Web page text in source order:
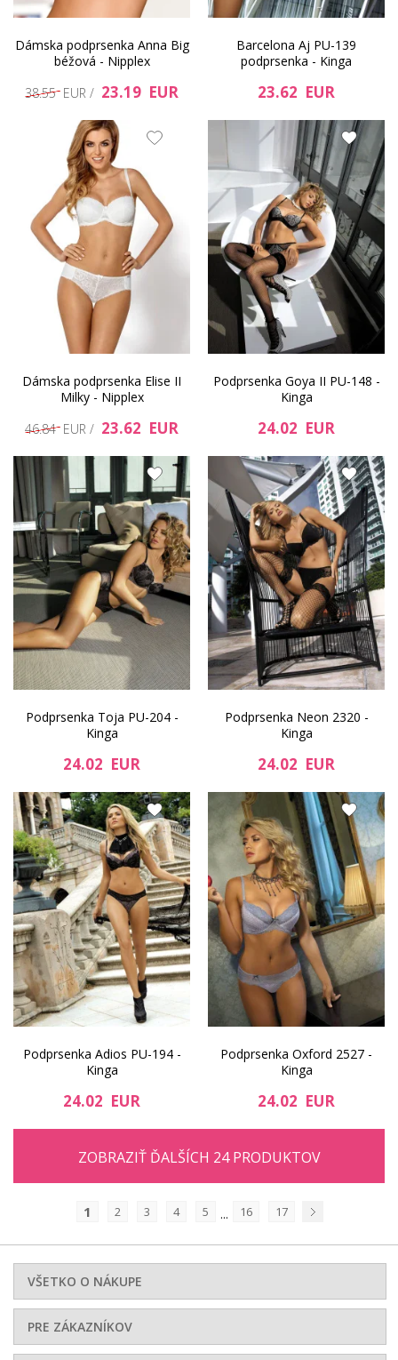
Dámska podprsenka Anna Big
béžová - Nipplex
38.55 EUR / 23.19 EUR
Barcelona Aj PU-139
podprsenka - Kinga
23.62 EUR
Dámska podprsenka Elise II
Milky - Nipplex
46.84 EUR / 23.62 EUR
Podprsenka Goya II PU-148 -
Kinga
24.02 EUR
Podprsenka Toja PU-204 -
Kinga
24.02 EUR
Podprsenka Neon 2320 -
Kinga
24.02 EUR
Podprsenka Adios PU-194 -
Kinga
24.02 EUR
Podprsenka Oxford 2527 -
Kinga
24.02 EUR
ZOBRAZIŤ ĎALŠÍCH 24 PRODUKTOV
1 2 3 4 5 ... 16
17
VŠETKO O NÁKUPE
PRE ZÁKAZNÍKOV